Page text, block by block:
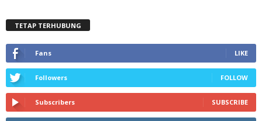
TETAP TERHUBUNG
Fans LIKE
Followers FOLLOW
Subscribers SUBSCRIBE